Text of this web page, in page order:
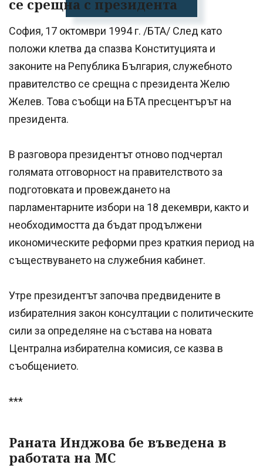
се срещна с президента
София, 17 октомври 1994 г. /БТА/ След като
положи клетва да спазва Конституцията и
законите на Република България, служебното
правителство се срещна с президента Желю
Желев. Това съобщи на БТА пресцентърът на
президента.
В разговора президентът отново подчертал
голямата отговорност на правителството за
подготовката и провеждането на
парламентарните избори на 18 декември, както и
необходимостта да бъдат продължени
икономическите реформи през краткия период на
съществуването на служебния кабинет.
Утре президентът започва предвидените в
избирателния закон консултации с политическите
сили за определяне на състава на новата
Централна избирателна комисия, се казва в
съобщението.
***
Раната Инджова бе въведена в
работата на МС